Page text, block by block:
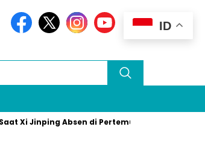
Absen di Pertemuan Puncak Rio
ID